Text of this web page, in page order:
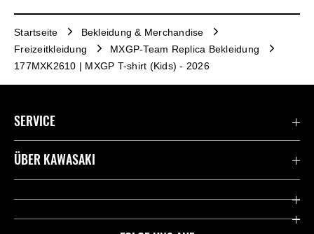
Startseite
Bekleidung & Merchandise
Freizeitkleidung
MXGP-Team Replica Bekleidung
177MXK2610 | MXGP T-shirt (Kids) - 2026
SERVICE
Kontaktiere uns
ÜBER KAWASAKI
Kawasaki Deutschland